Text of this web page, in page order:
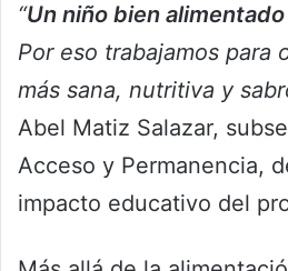
“Un niño bien
Por eso trabajamos para
más sana, nutritiva y
Abel Matiz Salazar,
Acceso y Permanencia,
impacto educativo del